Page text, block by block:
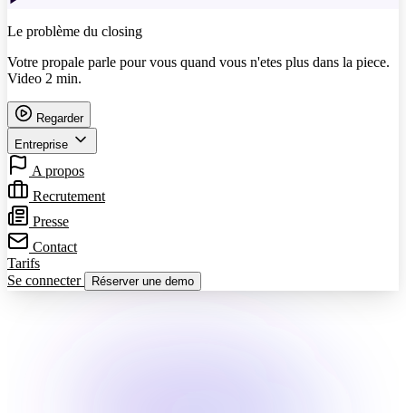
Le problème du closing
Votre propale parle pour vous quand vous n'etes plus dans la piece.
Video 2 min.
Regarder
Entreprise
A propos
Recrutement
Presse
Contact
Tarifs
Se connecter
Réserver une demo